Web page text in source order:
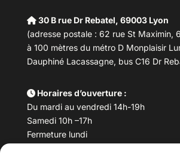
30 B rue Dr Rebatel, 69003 Lyon
(adresse postale : 62 rue St Maximin,
à 100 mètres du métro D Monplaisir
Dauphiné Lacassagne, bus C16 Dr
Horaires d’ouverture :
Du mardi au vendredi 14h-19h
Samedi 10h –17h
Fermeture lundi